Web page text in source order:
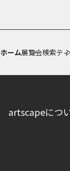
ホーム展覧会検索テ
artscapeにつ